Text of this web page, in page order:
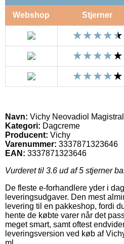
Webshop Stjerner
Navn: Vichy Neovadiol Magistral
Kategori: Dagcreme
Producent: Vichy
Varenummer: 3337871323646
EAN: 3337871323646
Vurderet til 3.6 ud af 5 stjerner
De fleste e-forhandlere yder i
leveringsudgaver. Den mest
levering til en pakkeshop, fordi
hente de købte varer når det
meget smart, samt oftest
leveringsversion ved køb af